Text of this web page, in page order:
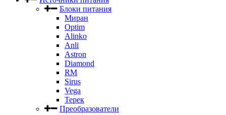
Блоки питания
Миран
Optim
Alinko
Anli
Astron
Diamond
RM
Sirus
Vega
Терек
Преобразователи